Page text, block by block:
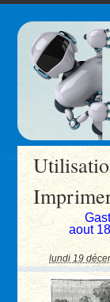
aout
lundi 19